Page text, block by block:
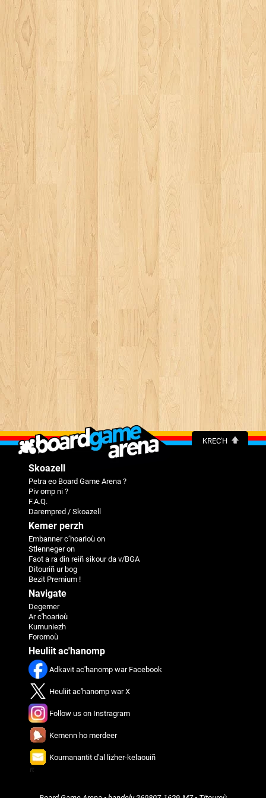
KREC'H
Skoazell
Petra eo Board Game Arena ?
Piv omp ni ?
F.A.Q.
Darempred / Skoazell
Kemer perzh
Embanner c’hoarioù on
Stlenneger on
Faot a ra din reiñ sikour da v/BGA
Ditouriñ ur bog
Bezit Premium !
Navigate
Degemer
Ar c'hoarioù
Kumuniezh
Foromoù
Heuliit ac'hanomp
Adkavit ac'hanomp war Facebook
Heuliit ac'hanomp war X
Follow us on Instragram
Kemenn ho merdeer
Koumanantit d'al lizher-kelaouiñ
π